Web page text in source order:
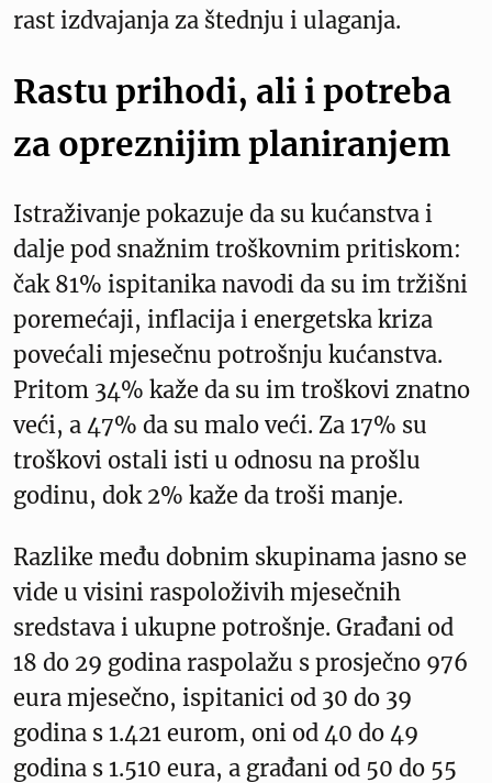
rast izdvajanja za štednju i ulaganja.
Rastu prihodi, ali i potreba
za opreznijim planiranjem
Istraživanje pokazuje da su kućanstva i
dalje pod snažnim troškovnim pritiskom:
čak 81% ispitanika navodi da su im tržišni
poremećaji, inflacija i energetska kriza
povećali mjesečnu potrošnju kućanstva.
Pritom 34% kaže da su im troškovi znatno
veći, a 47% da su malo veći. Za 17% su
troškovi ostali isti u odnosu na prošlu
godinu, dok 2% kaže da troši manje.
Razlike među dobnim skupinama jasno se
vide u visini raspoloživih mjesečnih
sredstava i ukupne potrošnje. Građani od
18 do 29 godina raspolažu s prosječno 976
eura mjesečno, ispitanici od 30 do 39
godina s 1.421 eurom, oni od 40 do 49
godina s 1.510 eura, a građani od 50 do 55